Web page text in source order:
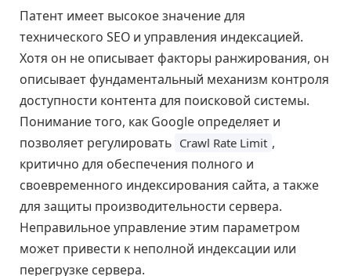
Патент имеет высокое значение для
технического SEO и управления индексацией.
Хотя он не описывает факторы ранжирования, он
описывает фундаментальный механизм контроля
доступности контента для поисковой системы.
Понимание того, как Google определяет и
позволяет регулировать Crawl Rate Limit ,
критично для обеспечения полного и
своевременного индексирования сайта, а также
для защиты производительности сервера.
Неправильное управление этим параметром
может привести к неполной индексации или
перегрузке сервера.